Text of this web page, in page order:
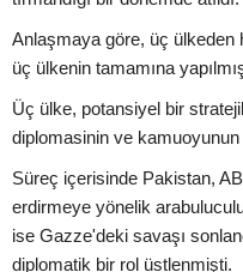
Anlaşmaya göre, üç ülkeden
üç ülkenin tamamına
Üç ülke, potansiyel bir
diplomasinin ve
Süreç içerisinde Pakistan,
erdirmeye yönelik
ise Gazze'deki savaşı
diplomatik bir rol üstlenmişti.